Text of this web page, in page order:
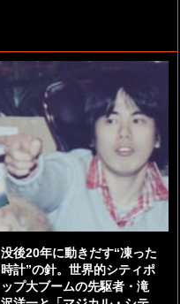
没後20年に動きだす“凍った
時計”の針。世界的シティポ
ップ大ブームの先駆者・滝